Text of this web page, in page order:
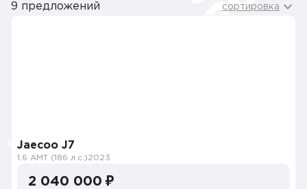
9 предложений сортировка
Jaecoo J7
1.6 AMT (186 л.с.)2023
2 040 000 ₽